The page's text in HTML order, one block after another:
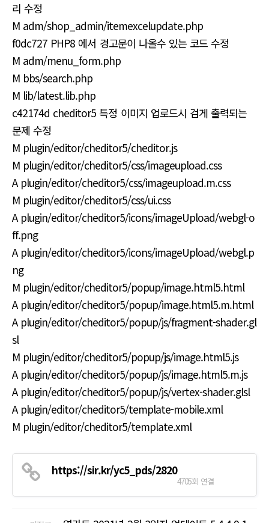
리 수정
M adm/shop_admin/itemexcelupdate.php
f0dc727 PHP8 에서 경고문이 나올수 있는 코드 수정
M adm/menu_form.php
M bbs/search.php
M lib/latest.lib.php
c42174d cheditor5 특정 이미지 업로드시 검게 출력되는
문제 수정
M plugin/editor/cheditor5/cheditor.js
M plugin/editor/cheditor5/css/imageupload.css
A plugin/editor/cheditor5/css/imageupload.m.css
M plugin/editor/cheditor5/css/ui.css
A plugin/editor/cheditor5/icons/imageUpload/webgl-o
ff.png
A plugin/editor/cheditor5/icons/imageUpload/webgl.p
ng
M plugin/editor/cheditor5/popup/image.html5.html
A plugin/editor/cheditor5/popup/image.html5.m.html
A plugin/editor/cheditor5/popup/js/fragment-shader.gl
sl
M plugin/editor/cheditor5/popup/js/image.html5.js
A plugin/editor/cheditor5/popup/js/image.html5.m.js
A plugin/editor/cheditor5/popup/js/vertex-shader.glsl
A plugin/editor/cheditor5/template-mobile.xml
M plugin/editor/cheditor5/template.xml
https://sir.kr/yc5_pds/2820
4705회 연결